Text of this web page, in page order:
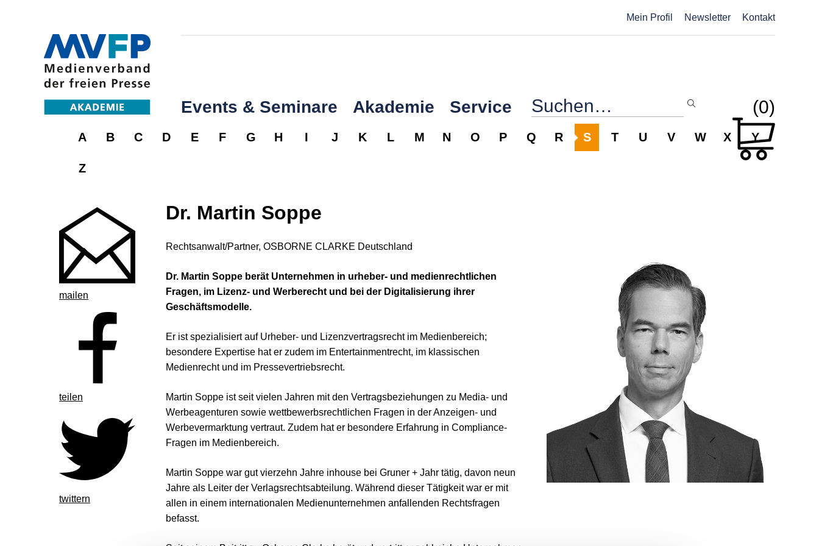
Mein Profil Newsletter Kontakt
Events & Seminare Akademie Service (0)
A B C D E F G H I J K L M N O P Q R S T U V W X Y
Z
mailen
teilen
twittern
Dr. Martin Soppe
Rechtsanwalt/Partner, OSBORNE CLARKE Deutschland
Dr. Martin Soppe berät Unternehmen in urheber- und medienrechtlichen
Fragen, im Lizenz- und Werberecht und bei der Digitalisierung ihrer
Geschäftsmodelle.
Er ist spezialisiert auf Urheber- und Lizenzvertragsrecht im Medienbereich;
besondere Expertise hat er zudem im Entertainmentrecht, im klassischen
Medienrecht und im Pressevertriebsrecht.
Martin Soppe ist seit vielen Jahren mit den Vertragsbeziehungen zu Media- und
Werbeagenturen sowie wettbewerbsrechtlichen Fragen in der Anzeigen- und
Werbevermarktung vertraut. Zudem hat er besondere Erfahrung in Compliance-
Fragen im Medienbereich.
Martin Soppe war gut vierzehn Jahre inhouse bei Gruner + Jahr tätig, davon neun
Jahre als Leiter der Verlagsrechtsabteilung. Während dieser Tätigkeit war er mit
allen in einem internationalen Medienunternehmen anfallenden Rechtsfragen
befasst.